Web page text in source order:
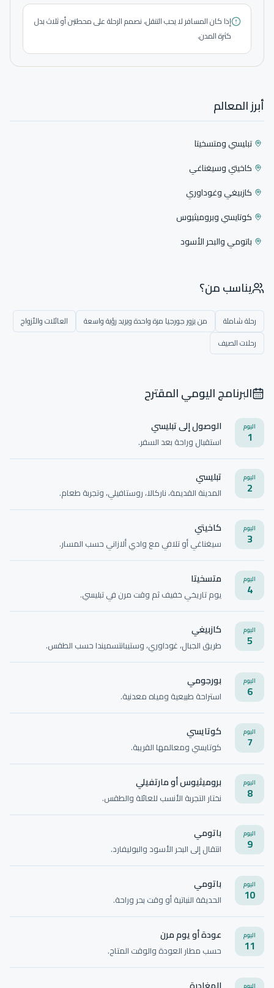
إذا كان المسافر لا يحب التنقل، نصمم الرحلة على محطتين أو ثلاث بدل
كثرة المدن.
أبرز المعالم
تبليسي ومتسخيتا
كاخيتي وسيغناغي
كازبيغي وغوداوري
كوتايسي وبروميثيوس
باتومي والبحر الأسود
يناسب من؟
رحلة شاملة من يزور جورجيا مرة واحدة ويريد رؤية واسعة
العائلات والأزواج
رحلات الصيف
البرنامج اليومي المقترح
اليوم
1
الوصول إلى تبليسي
استقبال وراحة بعد السفر.
اليوم
2
تبليسي
المدينة القديمة، ناركالا، روستافيلي، وتجربة طعام.
اليوم
3
كاخيتي
سيغناغي أو تلافي مع وادي ألازاني حسب المسار.
اليوم
4
متسخيتا
يوم تاريخي خفيف ثم وقت مرن في تبليسي.
اليوم
5
كازبيغي
طريق الجبال، غوداوري، وستيبانتسميندا حسب الطقس.
اليوم
6
بورجومي
استراحة طبيعية ومياه معدنية.
اليوم
7
كوتايسي
كوتايسي ومعالمها القريبة.
اليوم
8
بروميثيوس أو مارتفيلي
نختار التجربة الأنسب للعائلة والطقس.
اليوم
9
باتومي
انتقال إلى البحر الأسود والبوليفارد.
اليوم
10
باتومي
الحديقة النباتية أو وقت بحر وراحة.
اليوم
11
عودة أو يوم مرن
حسب مطار العودة والوقت المتاح.